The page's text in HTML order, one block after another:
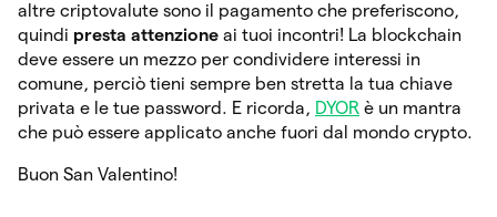
altre criptovalute sono il pagamento che preferiscono,
quindi presta attenzione ai tuoi incontri! La blockchain
deve essere un mezzo per condividere interessi in
comune, perciò tieni sempre ben stretta la tua chiave
privata e le tue password. E ricorda, DYOR è un mantra
che può essere applicato anche fuori dal mondo crypto.
Buon San Valentino!